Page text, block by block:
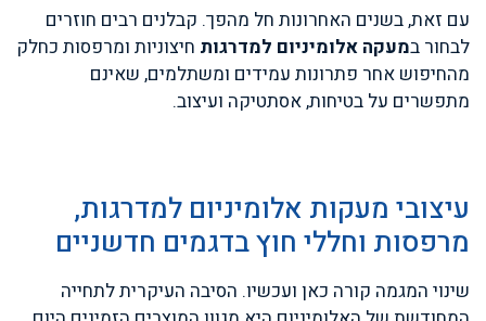
עם זאת, בשנים האחרונות חל מהפך. קבלנים רבים חוזרים
לבחור במעקה אלומיניום למדרגות חיצוניות ומרפסות כחלק
מהחיפוש אחר פתרונות עמידים ומשתלמים, שאינם
מתפשרים על בטיחות, אסתטיקה ועיצוב.
עיצובי מעקות אלומיניום למדרגות,
מרפסות וחללי חוץ בדגמים חדשניים
שינוי המגמה קורה כאן ועכשיו. הסיבה העיקרית לתחייה